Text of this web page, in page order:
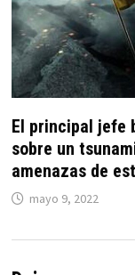
El principal jefe
sobre un
amenazas de
mayo 9, 2022